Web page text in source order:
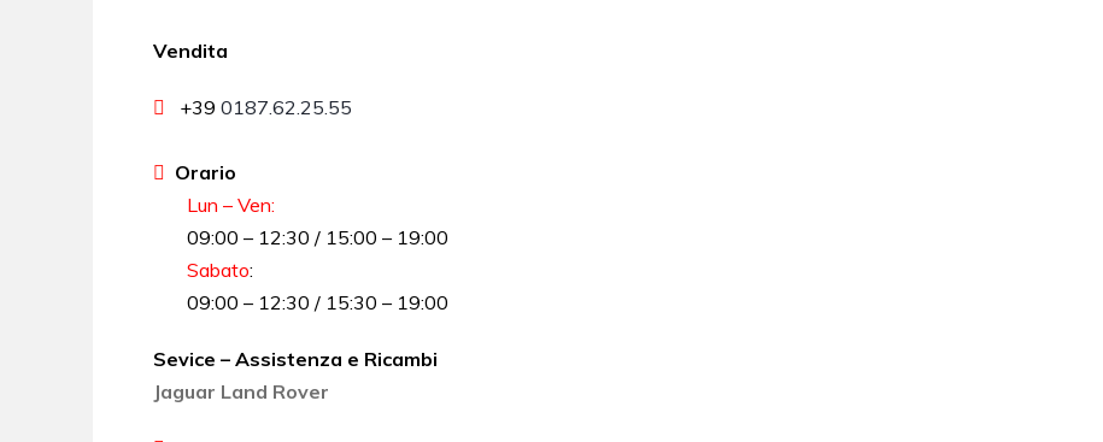
Vendita
+390187.62.25.55
Orario
Lun – Ven:
09:00 – 12:30 / 15:00 – 19:00
Sabato:
09:00 – 12:30 / 15:30 – 19:00
Sevice – Assistenza e Ricambi
Jaguar Land Rover